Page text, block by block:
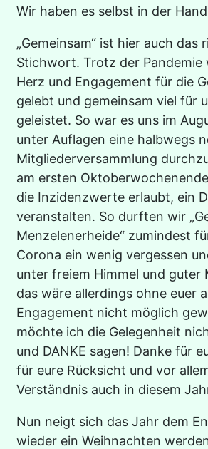
Wir haben es selbst in der
„Gemeinsam“ ist hier auch das
Stichwort. Trotz der Pandemie
Herz und Engagement für die
gelebt und gemeinsam viel für
geleistet. So war es uns im
unter Auflagen eine halbwegs
Mitgliederversammlung
am ersten
die Inzidenzwerte erlaubt, ein
veranstalten. So durften wir
Menzelenerheide“ zumindest
Corona ein wenig vergessen
unter freiem Himmel und guter
das wäre allerdings ohne euer
Engagement nicht möglich
möchte ich die Gelegenheit
und DANKE sagen! Danke für
für eure Rücksicht und vor
Verständnis auch in diesem
Nun neigt sich das Jahr dem
wieder ein Weihnachten